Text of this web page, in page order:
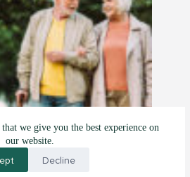
that we give you the best experience on
our website.
Decline